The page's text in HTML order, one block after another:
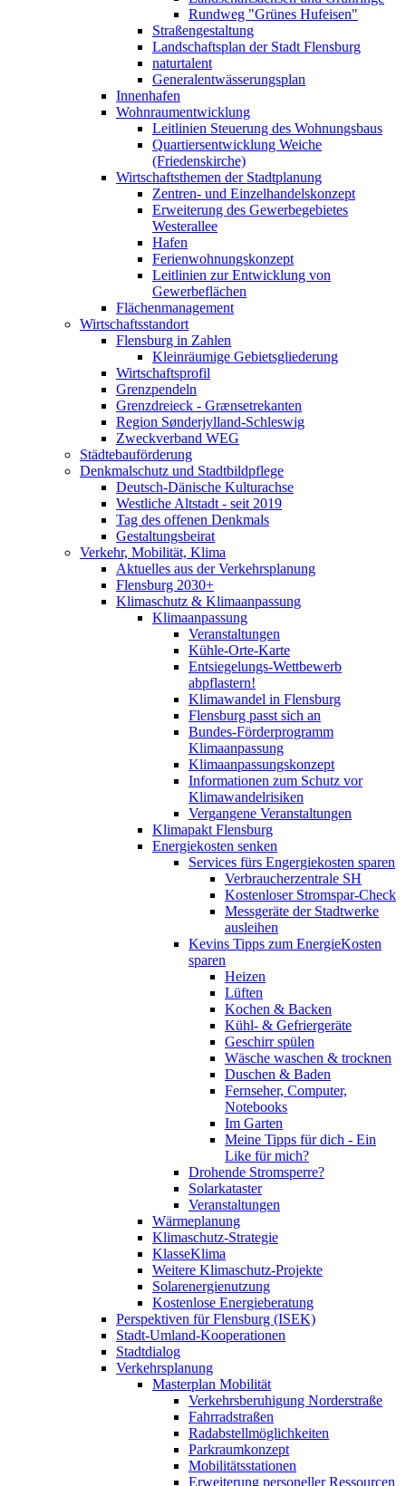
Rundweg "Grünes Hufeisen"
Straßengestaltung
Landschaftsplan der Stadt Flensburg
naturtalent
Generalentwässerungsplan
Innenhafen
Wohnraumentwicklung
Leitlinien Steuerung des Wohnungsbaus
Quartiersentwicklung Weiche
(Friedenskirche)
Wirtschaftsthemen der Stadtplanung
Zentren- und Einzelhandelskonzept
Erweiterung des Gewerbegebietes
Westerallee
Hafen
Ferienwohnungskonzept
Leitlinien zur Entwicklung von
Gewerbeflächen
Flächenmanagement
Wirtschaftsstandort
Flensburg in Zahlen
Kleinräumige Gebietsgliederung
Wirtschaftsprofil
Grenzpendeln
Grenzdreieck - Grænsetrekanten
Region Sønderjylland-Schleswig
Zweckverband WEG
Städtebauförderung
Denkmalschutz und Stadtbildpflege
Deutsch-Dänische Kulturachse
Westliche Altstadt - seit 2019
Tag des offenen Denkmals
Gestaltungsbeirat
Verkehr, Mobilität, Klima
Aktuelles aus der Verkehrsplanung
Flensburg 2030+
Klimaschutz & Klimaanpassung
Klimaanpassung
Veranstaltungen
Kühle-Orte-Karte
Entsiegelungs-Wettbewerb
abpflastern!
Klimawandel in Flensburg
Flensburg passt sich an
Bundes-Förderprogramm
Klimaanpassung
Klimaanpassungskonzept
Informationen zum Schutz vor
Klimawandelrisiken
Vergangene Veranstaltungen
Klimapakt Flensburg
Energiekosten senken
Services fürs Engergiekosten sparen
Verbraucherzentrale SH
Kostenloser Stromspar-Check
Messgeräte der Stadtwerke
ausleihen
Kevins Tipps zum EnergieKosten
sparen
Heizen
Lüften
Kochen & Backen
Kühl- & Gefriergeräte
Geschirr spülen
Wäsche waschen & trocknen
Duschen & Baden
Fernseher, Computer,
Notebooks
Im Garten
Meine Tipps für dich - Ein
Like für mich?
Drohende Stromsperre?
Solarkataster
Veranstaltungen
Wärmeplanung
Klimaschutz-Strategie
KlasseKlima
Weitere Klimaschutz-Projekte
Solarenergienutzung
Kostenlose Energieberatung
Perspektiven für Flensburg (ISEK)
Stadt-Umland-Kooperationen
Stadtdialog
Verkehrsplanung
Masterplan Mobilität
Verkehrsberuhigung Norderstraße
Fahrradstraßen
Radabstellmöglichkeiten
Parkraumkonzept
Mobilitätsstationen
Erweiterung personeller Ressourcen